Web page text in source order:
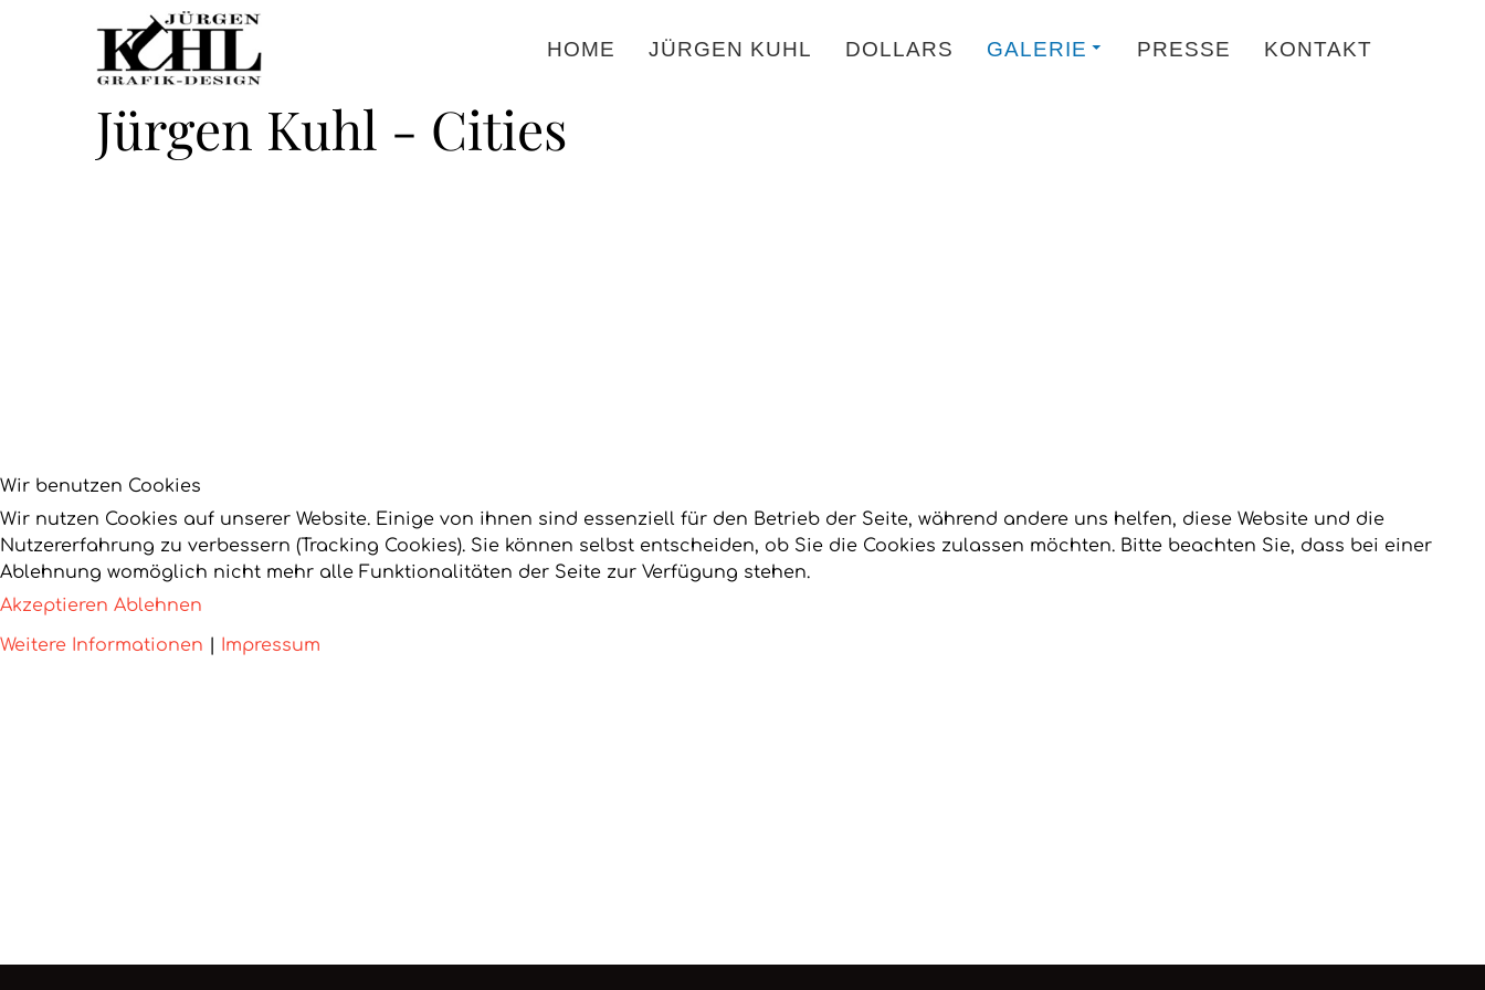
HOME JÜRGEN KUHL DOLLARS GALERIE PRESSE KONTAKT
Jürgen Kuhl - Cities
Wir benutzen Cookies
Wir nutzen Cookies auf unserer Website. Einige von ihnen sind essenziell für den Betrieb der Seite, während andere uns helfen, diese Website und die
Nutzererfahrung zu verbessern (Tracking Cookies). Sie können selbst entscheiden, ob Sie die Cookies zulassen möchten. Bitte beachten Sie, dass bei einer
Ablehnung womöglich nicht mehr alle Funktionalitäten der Seite zur Verfügung stehen.
Akzeptieren Ablehnen
Weitere Informationen
Impressum